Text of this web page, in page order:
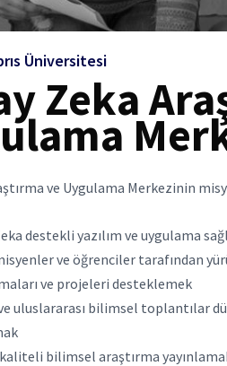
Üniversitesi
Zeka
ve Uygulama Merkezinin
destekli yazılım ve uygulama
ve öğrenciler tarafından
ve projeleri desteklemek
uluslararası bilimsel toplantılar
kaliteli bilimsel araştırma